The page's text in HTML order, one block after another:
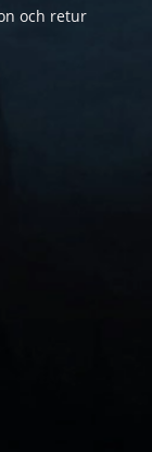
och retur